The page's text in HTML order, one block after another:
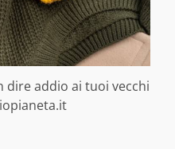
dire addio ai tuoi vecchi